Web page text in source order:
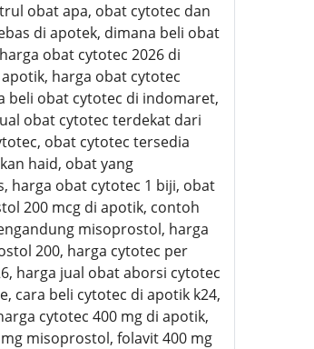
obat apa, obat cytotec dan
di apotek, dimana beli obat
obat cytotec 2026 di
harga obat cytotec
beli obat cytotec di indomaret,
obat cytotec terdekat dari
obat cytotec tersedia
haid, obat yang
harga obat cytotec 1 biji, obat
200 mcg di apotik, contoh
misoprostol, harga
200, harga cytotec per
harga jual obat aborsi cytotec
cara beli cytotec di apotik k24,
cytotec 400 mg di apotik,
misoprostol, folavit 400 mg